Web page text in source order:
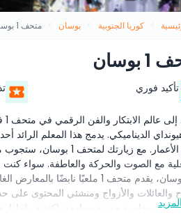
كوريا الجنوبية بوسان متحف 1 بوسان
تأكيد فوري
الديناميكي. يدمج هذا المعلم الرائد
جميع الأعمار. مع
مع الصوت والحركة والعاطفة. سواء كنت
في بوسان، يقدم متحف 1 ملعبًا
والعائلات والأزواج ومنشئي المحتوى
برنامج لزيارة بوسان.